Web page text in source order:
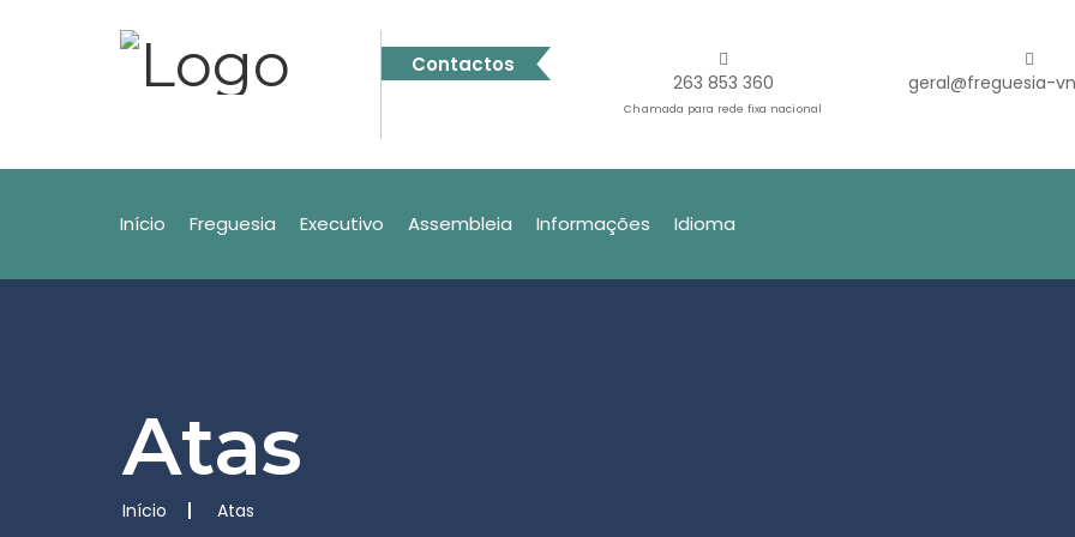
Contactos
263 853 360
Chamada para rede fixa nacional
geral@freguesia-
Início Freguesia Executivo Assembleia Informações Idioma
Atas
Início Atas